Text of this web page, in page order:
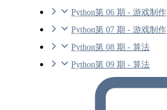
Python第 06 期 - 游戏制作
Python第 07 期 - 游戏制作
Python第 08 期 - 算法
Python第 09 期 - 算法